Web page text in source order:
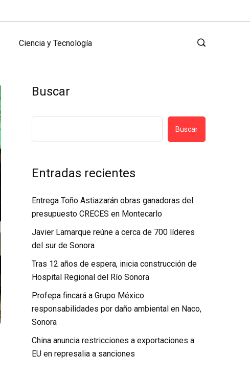
Ciencia y Tecnología
Buscar
Buscar
Entradas recientes
Entrega Toño Astiazarán obras ganadoras del
presupuesto CRECES en Montecarlo
Javier Lamarque reúne a cerca de 700 líderes
del sur de Sonora
Tras 12 años de espera, inicia construcción de
Hospital Regional del Río Sonora
Profepa fincará a Grupo México
responsabilidades por daño ambiental en Naco,
Sonora
China anuncia restricciones a exportaciones a
EU en represalia a sanciones